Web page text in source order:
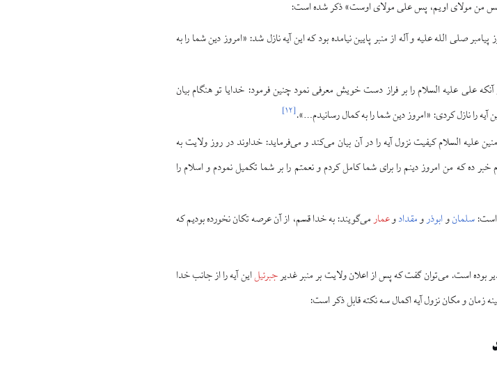
من مولای اویم، پس علی مولای اوست» ذکر شده است:
صلی الله علیه و آله از منبر پایین نیامده بود که این آیه نازل شد: «امروز دین شما را به
آنکه علی علیه السلام را بر فراز دست خویش معرفی نمود چنین فرمود: خدایا تو هنگام بیان
را نازل کردی: «امروز دین شما را به کمال رسانیدم…».[۱۲]
علیه السلام کیفیت نزول آیه را در آن بیان می‌کند و می‌فرماید: خداوند در روز ولایت به
ده که من امروز دینم را برای شما کامل کردم و نعمتم را بر شما تکمیل نمودم و اسلام را
است:سلمانوابوذرومقدادوعمارمی‌گویند: به خدا قسم، از آن عرصه تکان نخورده بودیم که
بوده است. می‌توان گفت که پس از اعلان ولایت بر منبر غدیرجبرئیلاین آیه را از جانب خدا
زمان و مکان نزول آیه اکمال سه نکته قابل ذکر است: